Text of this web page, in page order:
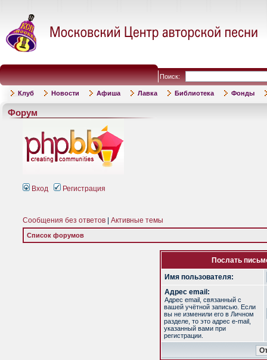
Поиск:
Клуб Новости Афиша Лавка Библиотека Фонды
Форум
Вход Регистрация
Сообщения без ответов Активные темы
Список форумов
Послать
Имя пользователя:
Адрес email:
Адрес email, связанный с
вашей учётной записью. Если
вы не изменили его в Личном
разделе, то это адрес e-mail,
указанный вами при
регистрации.